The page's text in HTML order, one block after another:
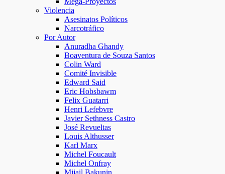
Violencia
Asesinatos Políticos
Narcotráfico
Por Autor
Anuradha Ghandy
Boaventura de Souza Santos
Colin Ward
Comité Invisible
Edward Said
Eric Hobsbawm
Felix Guatarri
Henri Lefebvre
Javier Sethness Castro
José Revueltas
Louis Althusser
Karl Marx
Michel Foucault
Michel Onfray